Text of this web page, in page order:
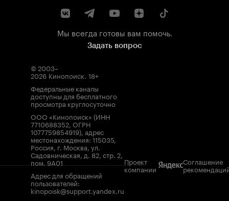
Мы всегда готовы вам помочь.
Задать вопрос
© 2003–
2026 Кинопоиск. 18+
Федеральные каналы
доступны для бесплатного
просмотра круглосуточно
ООО «Кинопоиск» (ИНН
7710688352, ОГРН
1077759854919), адрес
местонахождения: 115035,
Россия, г. Москва, ул.
Садовническая, д. 82, стр. 2,
пом. 9А01
Адрес для обращений
пользователей:
kinopoisk@support.yandex.ru
Проект
компании
Соглашение